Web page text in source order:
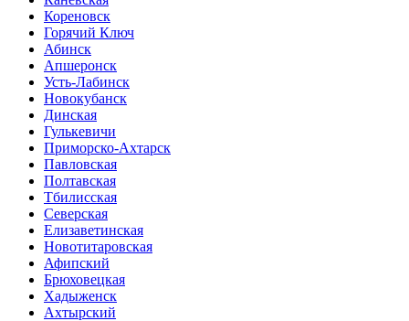
Кореновск
Горячий Ключ
Абинск
Апшеронск
Усть-Лабинск
Новокубанск
Динская
Гулькевичи
Приморско-Ахтарск
Павловская
Полтавская
Тбилисская
Северская
Елизаветинская
Новотитаровская
Афипский
Брюховецкая
Хадыженск
Ахтырский